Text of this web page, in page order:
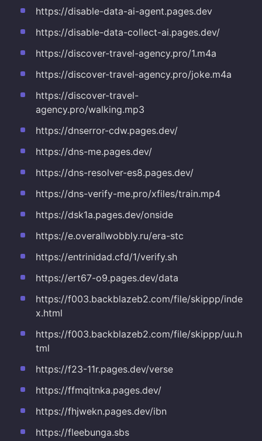
https://disable-data-ai-agent.pages.dev
https://disable-data-collect-ai.pages.dev/
https://discover-travel-agency.pro/1.m4a
https://discover-travel-agency.pro/joke.m4a
https://discover-travel-
agency.pro/walking.mp3
https://dnserror-cdw.pages.dev/
https://dns-me.pages.dev/
https://dns-resolver-es8.pages.dev/
https://dns-verify-me.pro/xfiles/train.mp4
https://dsk1a.pages.dev/onside
https://e.overallwobbly.ru/era-stc
https://entrinidad.cfd/1/verify.sh
https://ert67-o9.pages.dev/data
https://f003.backblazeb2.com/file/skippp/inde
x.html
https://f003.backblazeb2.com/file/skippp/uu.h
tml
https://f23-11r.pages.dev/verse
https://ffmqitnka.pages.dev/
https://fhjwekn.pages.dev/ibn
https://fleebunga.sbs